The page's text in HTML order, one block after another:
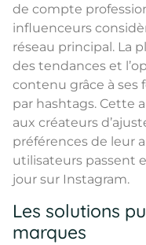
de compte
influenceurs
réseau principal. La
des tendances et
contenu grâce à ses
par hashtags. Cette
aux créateurs
préférences de leur
utilisateurs passent
jour sur Instagram.
Les solutions
marques